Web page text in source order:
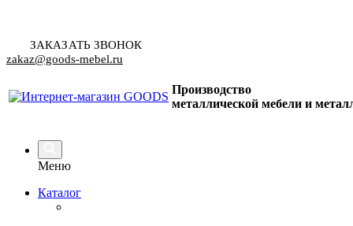
ЗАКАЗАТЬ ЗВОНОК
zakaz@goods-mebel.ru
Производство
металлической мебели и
Меню
Каталог